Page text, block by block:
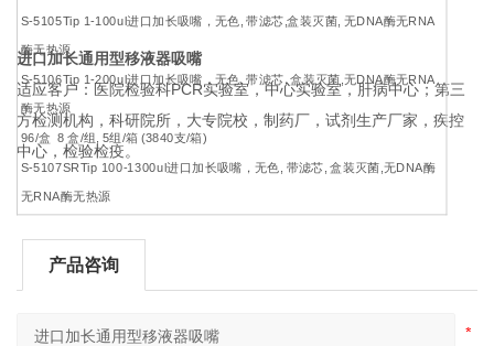
S-5105Tip 1-100ul进口加长吸嘴，无色, 带滤芯,盒装灭菌, 无DNA酶无RNA
酶无热源
S-5106Tip 1-200ul进口加长吸嘴，无色, 带滤芯, 盒装灭菌,无DNA酶无RNA
酶无热源
96/盒 8 盒/组, 5组/箱 (3840支/箱)
S-5107SRTip 100-1300ul进口加长吸嘴，无色, 带滤芯, 盒装灭菌,无DNA酶
无RNA酶无热源
进口加长通用型移液器吸嘴
适应客户：医院检验科PCR实验室，中心实验室，肝病中心；第三
方检测机构，科研院所，大专院校，制药厂，试剂生产厂家，疾控
中心，检验检疫。
产品咨询